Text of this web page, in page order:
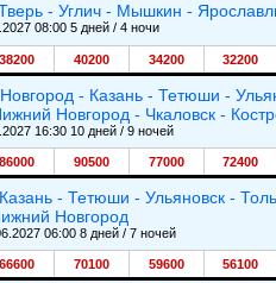
- Углич - Мышкин -
08:00 5 дней / 4 ночи
38200 40200 34200 32200
- Казань - Тетюши -
Новгород - Чкаловск -
16:30 10 дней / 9 ночей
86000 90500 77000 72400
- Тетюши - Ульяновск -
Новгород
06:00 8 дней / 7 ночей
66600 70100 59600 56100